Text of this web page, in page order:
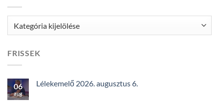
FRISSEK
06
aug
Lélekemelő 2026. augusztus 6.